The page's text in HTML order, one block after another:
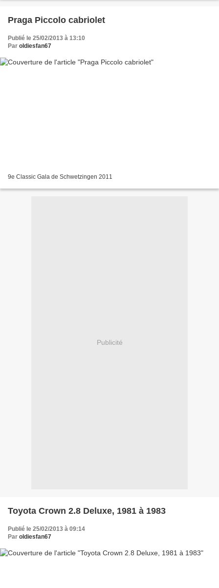
Praga Piccolo cabriolet
Publié le 25/02/2013 à 13:10
Par oldiesfan67
9e Classic Gala de Schwetzingen 2011
Publicité
Toyota Crown 2.8 Deluxe, 1981 à 1983
Publié le 25/02/2013 à 09:14
Par oldiesfan67